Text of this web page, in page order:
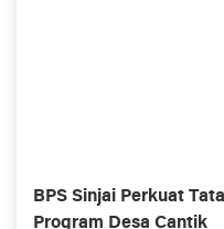
BPS Sinjai Perkuat
Program Desa Cantik